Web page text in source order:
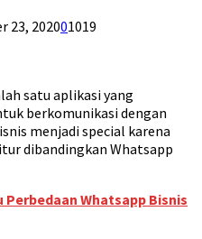
23, 202001019
satu aplikasi yang
berkomunikasi dengan
menjadi special karena
dibandingkan Whatsapp
Perbedaan Whatsapp Bisnis